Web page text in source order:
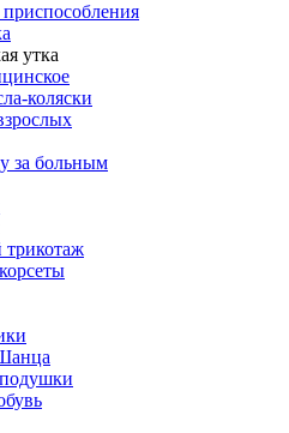
утка
коляски
за больным